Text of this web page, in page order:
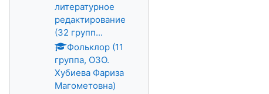
литературное
редактирование
(32 групп...
Фольклор (11
группа, ОЗО.
Хубиева Фариза
Магометовна)